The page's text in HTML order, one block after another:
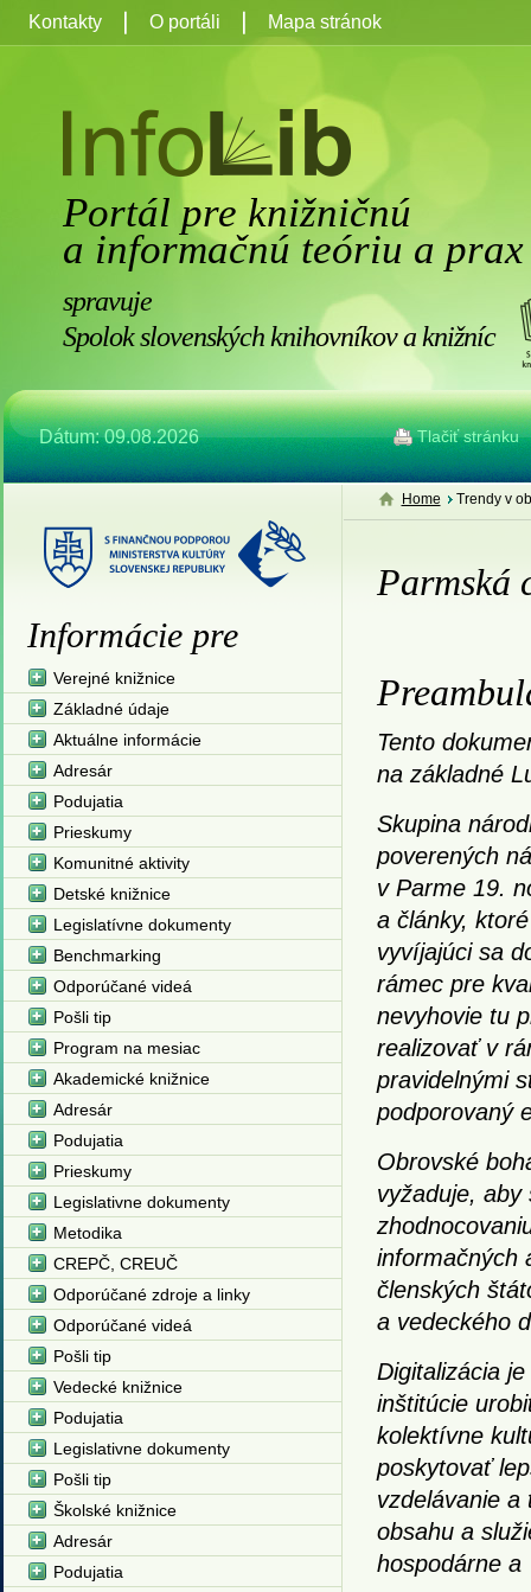
Portál pre knižničnú
a informačnú teóriu a prax
spravuje
Spolok slovenských knihovníkov a knižníc
Dátum: 09.08.2026 Tlačiť stránku
Kontakty O portáli Mapa stránok
Home Trendy v
Parmská
Tento
na základné
Skupina
poverených
v Parme 19.
a články,
vyvíjajúci sa
rámec pre
nevyhovie tu
realizovať v
pravidelnými
podporovaný
Obrovské
vyžaduje,
informačných
členských
a vedeckého
Digitalizácia
inštitúcie
kolektívne
poskytovať
vzdelávanie a
obsahu a
hospodárne
Informácie pre
Verejné knižnice
Základné údaje
Aktuálne informácie
Adresár
Podujatia
Prieskumy
Komunitné aktivity
Detské knižnice
Legislatívne dokumenty
Benchmarking
Odporúčané videá
Pošli tip
Program na mesiac
Akademické knižnice
Adresár
Podujatia
Prieskumy
Legislativne dokumenty
Metodika
CREPČ, CREUČ
Odporúčané zdroje a linky
Odporúčané videá
Pošli tip
Vedecké knižnice
Podujatia
Legislativne dokumenty
Pošli tip
Školské knižnice
Adresár
Podujatia